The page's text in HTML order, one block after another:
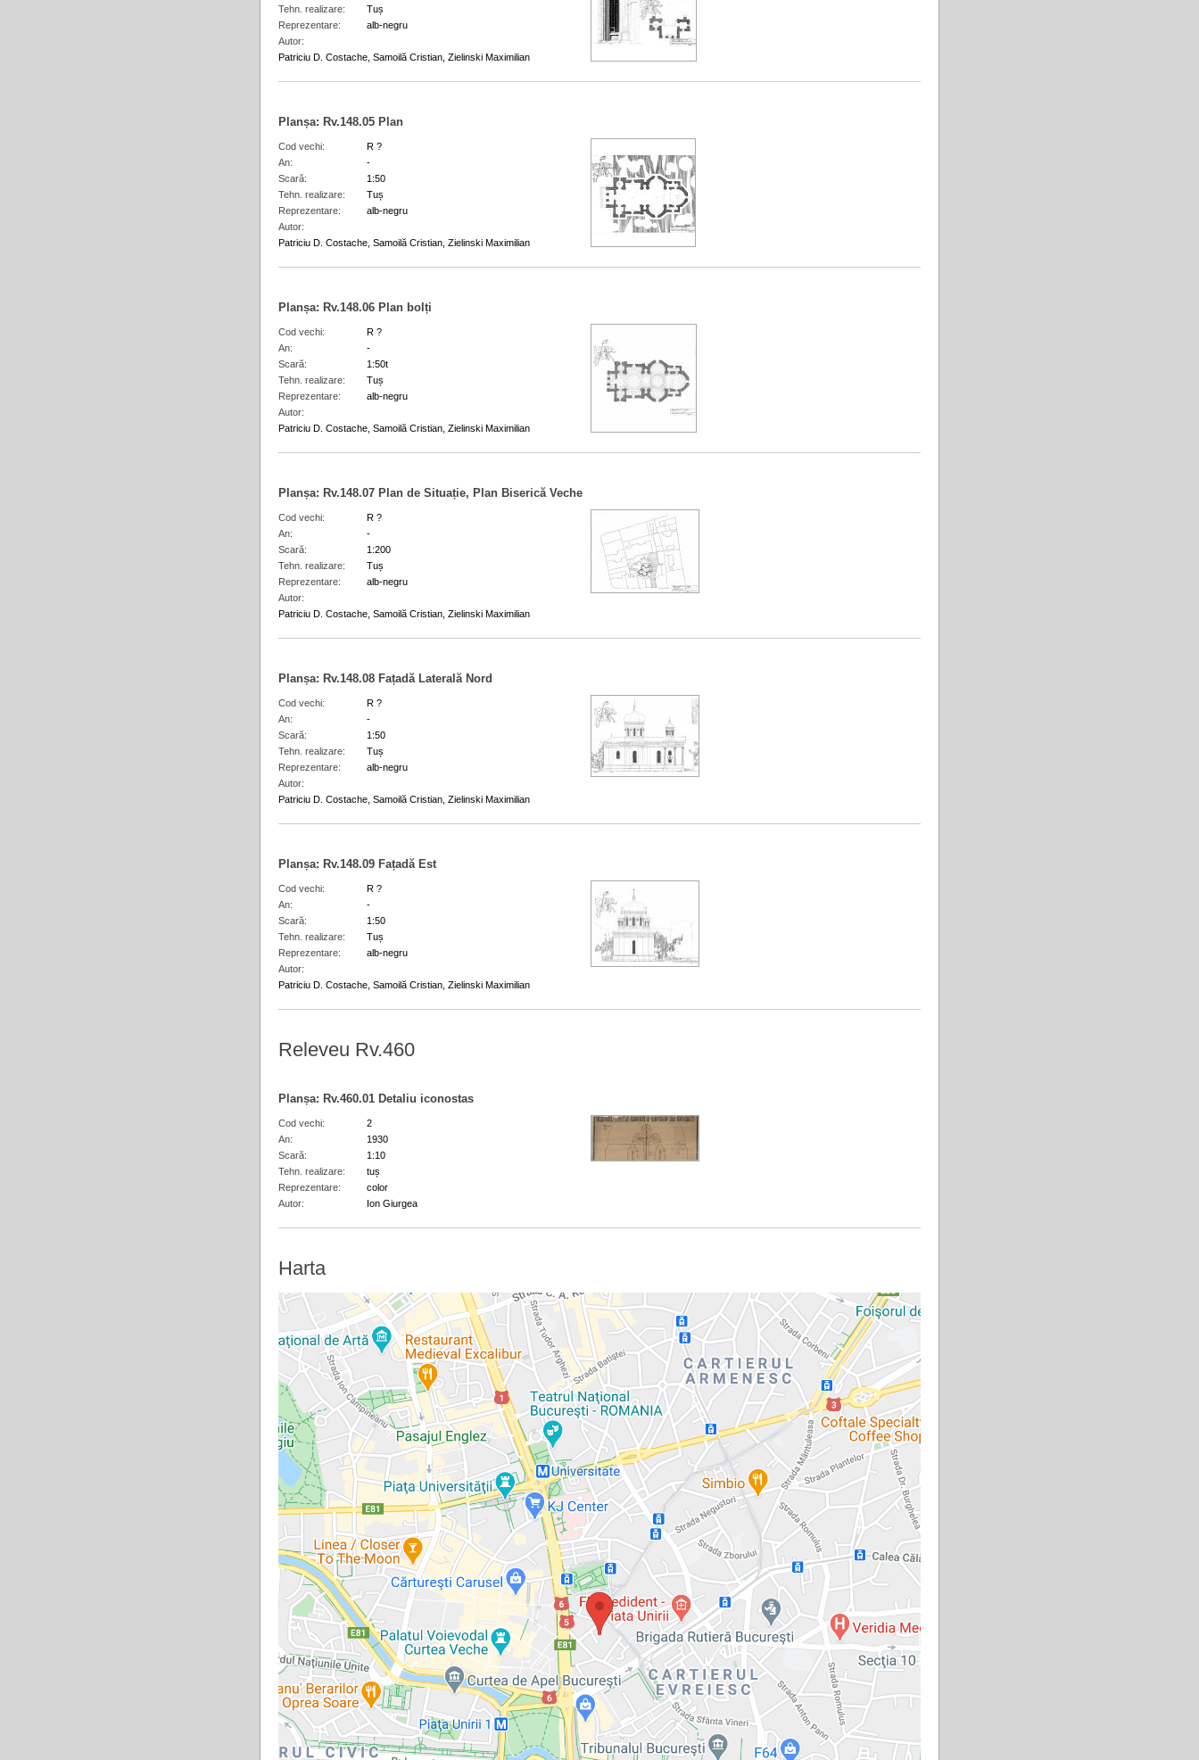
Tehn. realizare
Tuș
Reprezentare
alb-negru
Autor
Patriciu D. Costache, Samoilă Cristian, Zielinski Maximilian
Planșa: Rv.148.05 Plan
Cod vechi
R ?
An
-
Scară
1:50
Tehn. realizare
Tuș
Reprezentare
alb-negru
Autor
Patriciu D. Costache, Samoilă Cristian, Zielinski Maximilian
Planșa: Rv.148.06 Plan bolți
Cod vechi
R ?
An
-
Scară
1:50t
Tehn. realizare
Tuș
Reprezentare
alb-negru
Autor
Patriciu D. Costache, Samoilă Cristian, Zielinski Maximilian
Planșa: Rv.148.07 Plan de Situație, Plan Biserică Veche
Cod vechi
R ?
An
-
Scară
1:200
Tehn. realizare
Tuș
Reprezentare
alb-negru
Autor
Patriciu D. Costache, Samoilă Cristian, Zielinski Maximilian
Planșa: Rv.148.08 Fațadă Laterală Nord
Cod vechi
R ?
An
-
Scară
1:50
Tehn. realizare
Tuș
Reprezentare
alb-negru
Autor
Patriciu D. Costache, Samoilă Cristian, Zielinski Maximilian
Planșa: Rv.148.09 Fațadă Est
Cod vechi
R ?
An
-
Scară
1:50
Tehn. realizare
Tuș
Reprezentare
alb-negru
Autor
Patriciu D. Costache, Samoilă Cristian, Zielinski Maximilian
Releveu Rv.460
Planșa: Rv.460.01 Detaliu iconostas
Cod vechi
2
An
1930
Scară
1:10
Tehn. realizare
tuș
Reprezentare
color
Autor
Ion Giurgea
Harta